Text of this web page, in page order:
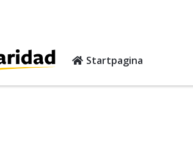
Startpagina